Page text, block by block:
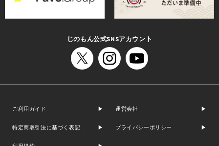
じのもん公式SNSアカウント
ご利用ガイド 運営会社
特定商取引法に基づく表記 プライバシーポリシー